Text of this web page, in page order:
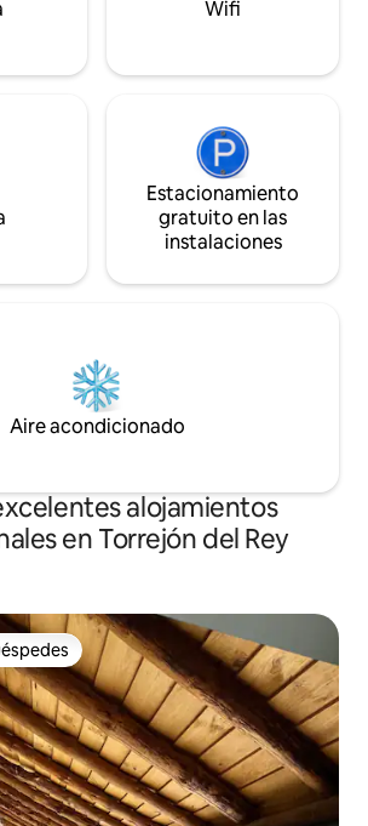
Wifi
Estacionamiento
gratuito en las
instalaciones
Aire acondicionado
alojamientos
en Torrejón del Rey